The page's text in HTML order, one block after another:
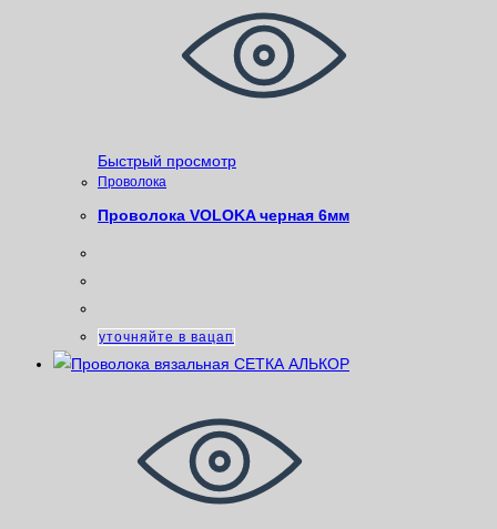
Быстрый просмотр
Проволока
Проволока VOLOKA черная 6мм
уточняйте в вацап